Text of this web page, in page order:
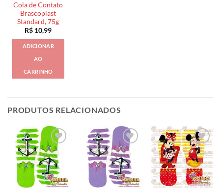
Cola de Contato
Brascoplast
Standard, 75g
R$ 10,99
ADICIONAR
AO
CARRINHO
PRODUTOS RELACIONADOS